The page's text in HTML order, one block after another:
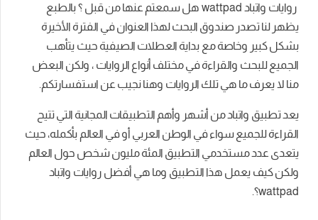
روايات واتباد wattpad هل سمعتم عنها من قبل ؟ بالطبع
يظهر لنا تصدر صندوق البحث لهذا العنوان في الفترة الأخيرة
بشكل كبير وخاصة مع بداية العطلات الصيفية حيث يتأهب
الجميع للبحث والقراءة في مختلف أنواع الروايات ، ولكن البعض
منا لا يعرف ما هي تلك الروايات وهنا نجيب عن استفسارتكم.
يعد تطبيق واتباد من أشهر وأهم التطبيقات المجانية التي تتيح
القراءة للجميع سواء في الوطن العربي أو في العالم بأكمله، حيث
يتعدى عدد مستخدمي التطبيق المئة مليون شخص حول العالم
ولكن كيف يعمل هذا التطبيق وما هي أفضل روايات واتباد
wattpad؟.